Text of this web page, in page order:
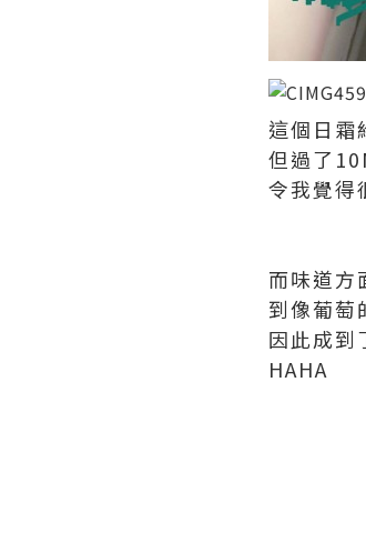
這個日霜
但過了
令我覺
而味道方
到像葡萄
因此成到
HAHA